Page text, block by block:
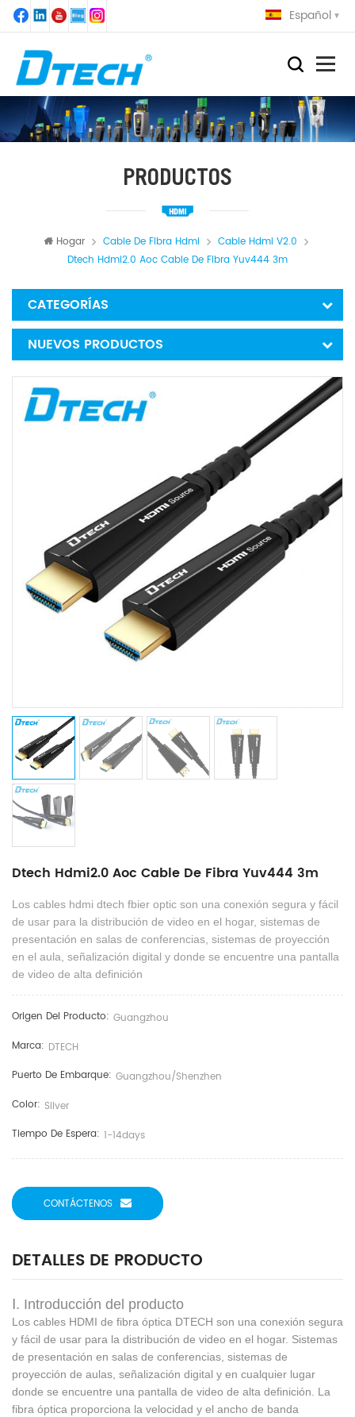
Español
PRODUCTOS
Hogar Cable De Fibra Hdmi
Cable Hdmi V2.0
Dtech Hdmi2.0 Aoc Cable De Fibra Yuv444 3m
CATEGORÍAS
NUEVOS PRODUCTOS
Dtech Hdmi2.0 Aoc Cable De Fibra Yuv444 3m
Los cables hdmi dtech fbier optic son una conexión segura y fácil
de usar para la distribución de video en el hogar, sistemas de
presentación en salas de conferencias, sistemas de proyección
en el aula, señalización digital y donde se encuentre una pantalla
de video de alta definición
Origen Del Producto: Guangzhou
Marca: DTECH
Puerto De Embarque: Guangzhou/shenzhen
Color: Silver
Tiempo De Espera: 1-14days
CONTÁCTENOS
DETALLES DE PRODUCTO
Ⅰ. Introducción del producto
Los cables HDMI de fibra óptica DTECH son una conexión segura
y fácil de usar para la distribución de video en el hogar. Sistemas
de presentación en salas de conferencias, sistemas de
proyección de aulas, señalización digital y en cualquier lugar
donde se encuentre una pantalla de video de alta definición. La
fibra óptica proporciona la velocidad y el ancho de banda